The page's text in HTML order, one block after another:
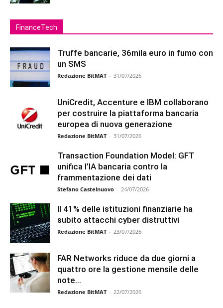
FinanceTech
Truffe bancarie, 36mila euro in fumo con
un SMS
Redazione BitMAT - 31/07/2026
UniCredit, Accenture e IBM collaborano
per costruire la piattaforma bancaria
europea di nuova generazione
Redazione BitMAT - 31/07/2026
Transaction Foundation Model: GFT
unifica l’IA bancaria contro la
frammentazione dei dati
Stefano Castelnuovo - 24/07/2026
Il 41% delle istituzioni finanziarie ha
subito attacchi cyber distruttivi
Redazione BitMAT - 23/07/2026
FAR Networks riduce da due giorni a
quattro ore la gestione mensile delle
note...
Redazione BitMAT - 22/07/2026